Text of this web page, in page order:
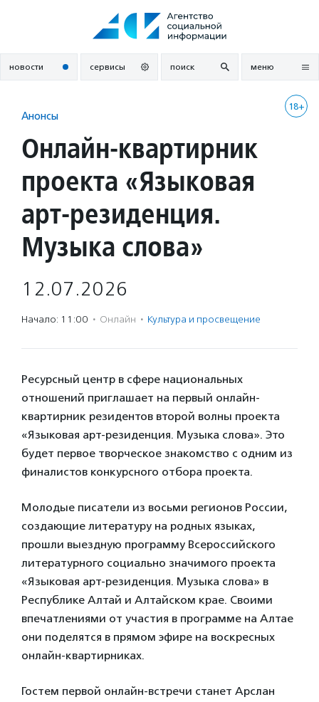
новости сервисы поиск меню
18+
Анонсы
Онлайн-квартирник
проекта «Языковая
арт-резиденция.
Музыка слова»
12.07.2026
Начало: 11:00 · Онлайн · Культура и просвещение
Ресурсный центр в сфере национальных
отношений приглашает на первый онлайн-
квартирник резидентов второй волны проекта
«Языковая арт-резиденция. Музыка слова». Это
будет первое творческое знакомство с одним из
финалистов конкурсного отбора проекта.
Молодые писатели из восьми регионов России,
создающие литературу на родных языках,
прошли выездную программу Всероссийского
литературного социально значимого проекта
«Языковая арт-резиденция. Музыка слова» в
Республике Алтай и Алтайском крае. Своими
впечатлениями от участия в программе на Алтае
они поделятся в прямом эфире на воскресных
онлайн-квартирниках.
Гостем первой онлайн-встречи станет Арслан